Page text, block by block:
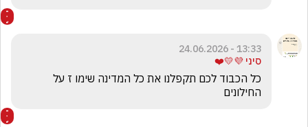
13:33 - 24.06.2026
סיני 💜💛❤️
החילונים